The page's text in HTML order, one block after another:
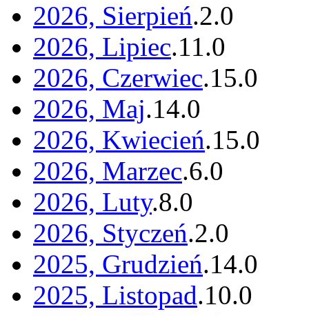
2026, Sierpień.2.0
2026, Lipiec.11.0
2026, Czerwiec.15.0
2026, Maj.14.0
2026, Kwiecień.15.0
2026, Marzec.6.0
2026, Luty.8.0
2026, Styczeń.2.0
2025, Grudzień.14.0
2025, Listopad.10.0